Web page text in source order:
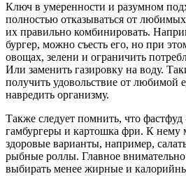
Ключ в умеренности и разумном
полностью отказываться от
их правильно комбинировать.
бургер, можно съесть его, но при
овощах, зелени и ограничить
Или заменить газировку на воду.
получить удовольствие от любимой
навредить организму.
Также следует помнить, что фастфуд
гамбургеры и картошка фри. К нему
здоровые варианты, например,
рыбные роллы. Главное внимательно
выбирать менее жирные и